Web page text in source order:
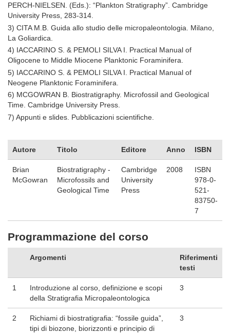
PERCH-NIELSEN. (Eds.): “Plankton Stratigraphy”. Cambridge
University Press, 283-314.
3) CITA M.B. Guida allo studio delle micropaleontologia. Milano,
La Goliardica.
4) IACCARINO S. & PEMOLI SILVA I. Practical Manual of
Oligocene to Middle Miocene Planktonic Foraminifera.
5) IACCARINO S. & PEMOLI SILVA I. Practical Manual of
Neogene Planktonic Foraminifera.
6) MCGOWRAN B. Biostratigraphy. Microfossil and Geological
Time. Cambridge University Press.
7) Appunti e slides. Pubblicazioni scientifiche.
Autore Titolo Editore Anno ISBN
Brian
McGowran
Biostratigraphy -
Microfossils and
Geological Time
Cambridge
University
Press
2008
ISBN
978-0-
521-
83750-
7
Programmazione del corso
Argomenti
Riferimenti
testi
1
Introduzione al corso, definizione e scopi
della Stratigrafia Micropaleontologica
3
2
Richiami di biostratigrafia: “fossile guida”,
tipi di biozone, biorizzonti e principio di
3